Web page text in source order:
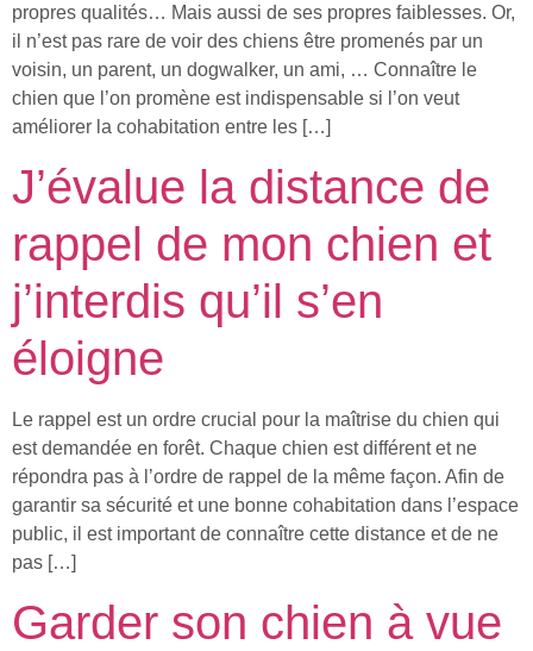
propres qualités… Mais aussi de ses propres faiblesses. Or,
il n’est pas rare de voir des chiens être promenés par un
voisin, un parent, un dogwalker, un ami, … Connaître le
chien que l’on promène est indispensable si l’on veut
améliorer la cohabitation entre les […]
J’évalue la distance de
rappel de mon chien et
j’interdis qu’il s’en
éloigne
Le rappel est un ordre crucial pour la maîtrise du chien qui
est demandée en forêt. Chaque chien est différent et ne
répondra pas à l’ordre de rappel de la même façon. Afin de
garantir sa sécurité et une bonne cohabitation dans l’espace
public, il est important de connaître cette distance et de ne
pas […]
Garder son chien à vue